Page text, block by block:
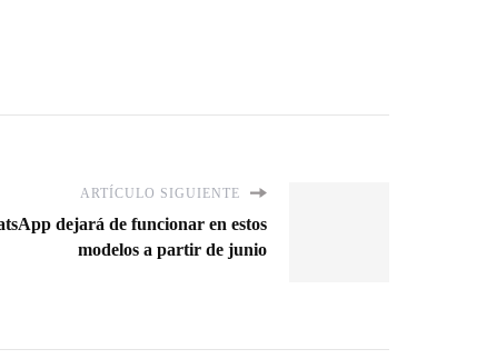
ARTÍCULO SIGUIENTE
dejará de funcionar en estos
modelos a partir de junio